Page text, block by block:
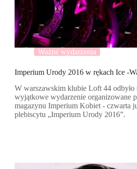
Ważne wydarzenia
Imperium Urody 2016 w rękach Ice -
W warszawskim klubie Loft 44 odbyło
wyjątkowe wydarzenie organizowane
magazynu Imperium Kobiet - czwarta
plebiscytu „Imperium Urody 2016”.